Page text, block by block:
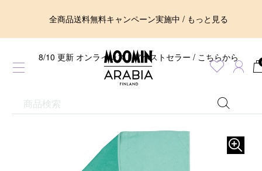
全商品送料無料キャンペーン実施中 / もっと見る
8/10 更新 オンラインストアベストセラー / こちらから